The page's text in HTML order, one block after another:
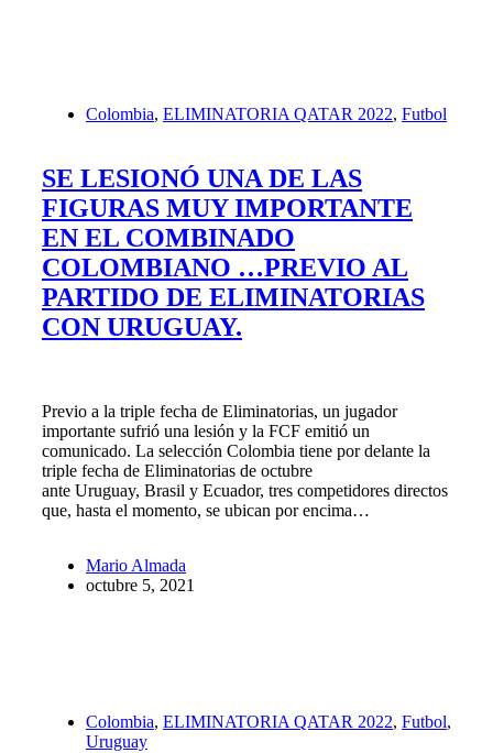
Colombia, ELIMINATORIA QATAR 2022, Futbol
SE LESIONÓ UNA DE LAS
FIGURAS MUY IMPORTANTE
EN EL COMBINADO
COLOMBIANO …PREVIO AL
PARTIDO DE ELIMINATORIAS
CON URUGUAY.
Previo a la triple fecha de Eliminatorias, un jugador
importante sufrió una lesión y la FCF emitió un
comunicado. La selección Colombia tiene por delante la
triple fecha de Eliminatorias de octubre
ante Uruguay, Brasil y Ecuador, tres competidores directos
que, hasta el momento, se ubican por encima…
Mario Almada
octubre 5, 2021
Colombia, ELIMINATORIA QATAR 2022, Futbol,
Uruguay